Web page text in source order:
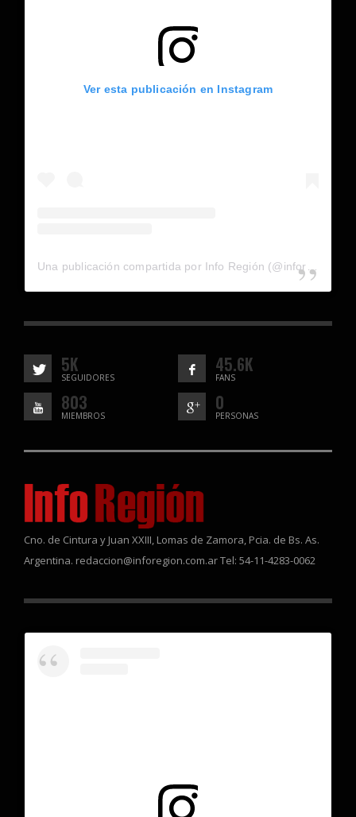
Ver esta publicación en Instagram
5K
SEGUIDORES
45.6K
FANS
803
MIEMBROS
0
PERSONAS
Cno. de Cintura y Juan XXIII, Lomas de Zamora, Pcia. de Bs. As.
Argentina. redaccion@inforegion.com.ar Tel: 54-11-4283-0062